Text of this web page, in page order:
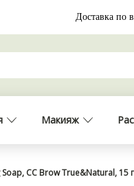
CC Brow True&Natural,
Доставка по
Макияж